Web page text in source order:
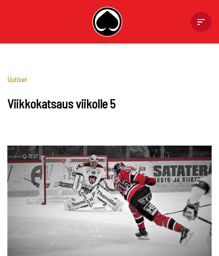
Viikkokatsaus viikolle 5
Uutiset